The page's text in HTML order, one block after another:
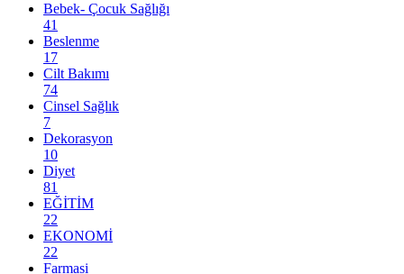
Bebek- Çocuk Sağlığı
41
Beslenme
17
Cilt Bakımı
74
Cinsel Sağlık
7
Dekorasyon
10
Diyet
81
EĞİTİM
22
EKONOMİ
22
Farmasi